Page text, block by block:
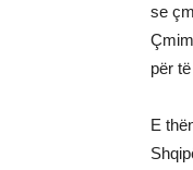
se
për
E